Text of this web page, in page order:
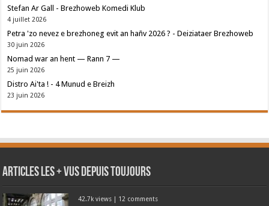
Stefan Ar Gall - Brezhoweb Komedi Klub
4 juillet 2026
Petra 'zo nevez e brezhoneg evit an hañv 2026 ? - Deiziataer Brezhoweb
30 juin 2026
Nomad war an hent — Rann 7 —
25 juin 2026
Distro Ai'ta ! - 4 Munud e Breizh
23 juin 2026
Articles les + vus depuis toujours
42.7k views | 12 comments